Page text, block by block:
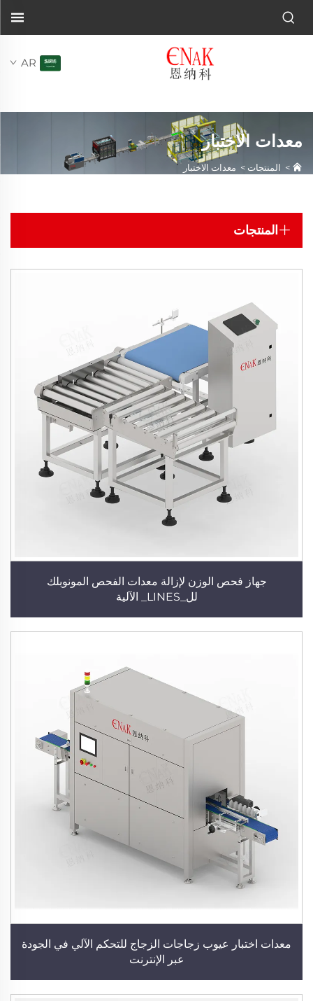
AR
معدات الاختبار
> المنتجات> معدات الاختبار
المنتجات
جهاز فحص الوزن لإزالة معدات الفحص المونوبلك
لل_LINES_ الآلية
معدات اختبار عيوب زجاجات الزجاج للتحكم الآلي في الجودة
عبر الإنترنت